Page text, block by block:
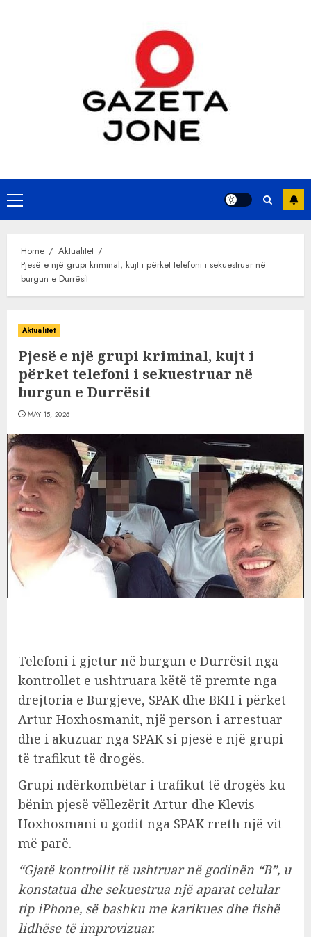
Primary
Menu
Home
Aktualitet
Pjesë e një grupi kriminal, kujt i përket telefoni i sekuestruar në
burgun e Durrësit
Aktualitet
Pjesë e një grupi kriminal, kujt i
përket telefoni i sekuestruar në
burgun e Durrësit
MAY 15, 2026
Telefoni i gjetur në burgun e Durrësit nga
kontrollet e ushtruara këtë të premte nga
drejtoria e Burgjeve, SPAK dhe BKH i përket
Artur Hoxhosmanit, një person i arrestuar
dhe i akuzuar nga SPAK si pjesë e një grupi
të trafikut të drogës.
Grupi ndërkombëtar i trafikut të drogës ku
bënin pjesë vëllezërit Artur dhe Klevis
Hoxhosmani u godit nga SPAK rreth një vit
më parë.
“Gjatë kontrollit të ushtruar në godinën “B”, u
konstatua dhe sekuestrua një aparat celular
tip iPhone, së bashku me karikues dhe fishë
lidhëse të improvizuar.